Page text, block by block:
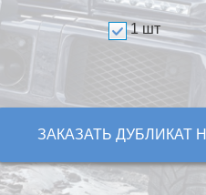
1 шт
ЗАКАЗАТЬ ДУБЛИКАТ